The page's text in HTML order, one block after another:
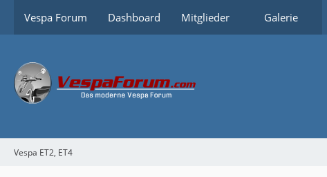
Vespa Forum Dashboard Mitglieder Galerie
Vespa ET2, ET4